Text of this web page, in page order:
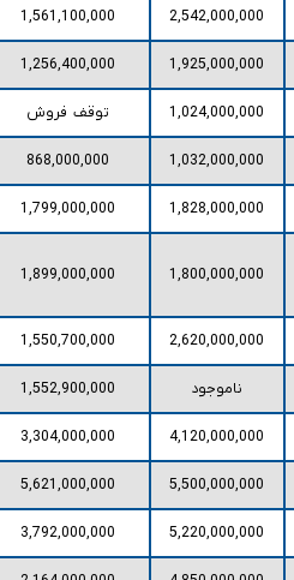
2,542,000,000
1,561,100,000
1,925,000,000
1,256,400,000
1,024,000,000 توقف فروش
1,032,000,000
868,000,000
1,828,000,000
1,799,000,000
1,800,000,000
1,899,000,000
2,620,000,000
1,550,700,000
ناموجود 1,552,900,000
4,120,000,000
3,304,000,000
5,500,000,000
5,621,000,000
5,220,000,000
3,792,000,000